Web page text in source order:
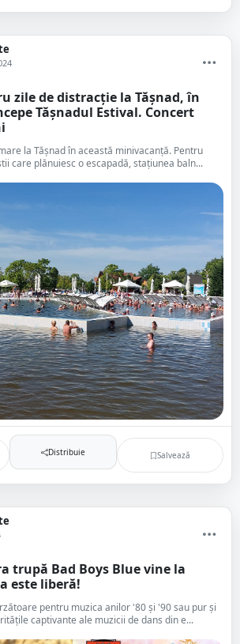
zile de distracție la Tășnad, în
Tășnadul Estival. Concert
la Tășnad în această minivacanță. Pentru
care plănuiesc o escapadă, stațiunea baln...
Distribuie Salvează
trupă Bad Boys Blue vine la
este liberă!
pentru muzica anilor '80 și '90 sau pur și
captivante ale muzicii de dans din e...